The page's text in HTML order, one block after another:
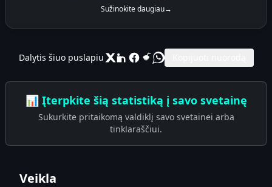
Sužinokite daugiau→
Dalytis šiuo puslapiu
📊 Įterpkite šią statistiką į savo svetainę
Sukurkite pritaikomą valdiklį savo svetainei arba
tinklaraščiui.
Veikla